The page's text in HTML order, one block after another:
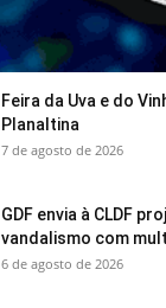
Feira da Uva e do
Planaltina
7 de agosto de 2026
GDF envia à CLDF
vandalismo com
6 de agosto de 2026